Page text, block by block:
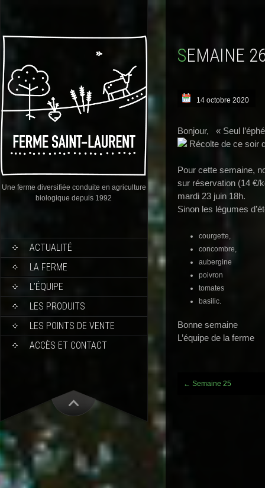
Une ferme diversifiée conduite en agriculture
biologique depuis 1992
ACTUALITÉ
LA FERME
L’ÉQUIPE
LES PRODUITS
LES POINTS DE VENTE
ACCÈS ET CONTACT
SEMAINE
14 octobre 2020
Bonjour, « Seul
Récolte de ce soir
Pour cette semaine,
sur réservation (14 €/
mardi 23 juin 18h.
Sinon les légumes
courgette,
concombre,
aubergine
poivron
tomates
basilic.
Bonne semaine
L’équipe de la ferme
Post
← Semaine 25